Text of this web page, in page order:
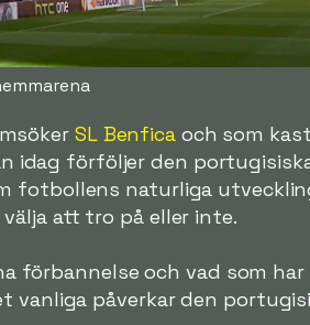
SL Benficaoch som
idag förföljer den
fotbollens naturliga
att tro på eller inte.
förbannelse och vad som
påverkar den